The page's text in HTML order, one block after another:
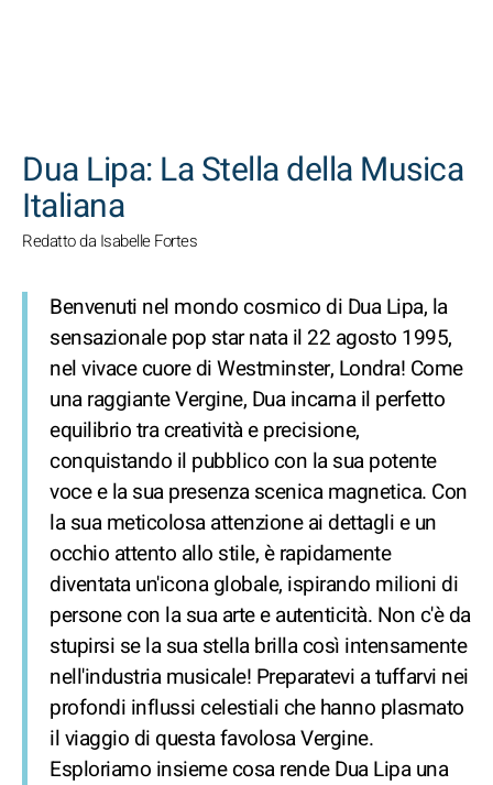
Dua Lipa: La Stella della Musica
Italiana
Redatto da Isabelle Fortes
Benvenuti nel mondo cosmico di Dua Lipa, la
sensazionale pop star nata il 22 agosto 1995,
nel vivace cuore di Westminster, Londra! Come
una raggiante Vergine, Dua incarna il perfetto
equilibrio tra creatività e precisione,
conquistando il pubblico con la sua potente
voce e la sua presenza scenica magnetica. Con
la sua meticolosa attenzione ai dettagli e un
occhio attento allo stile, è rapidamente
diventata un'icona globale, ispirando milioni di
persone con la sua arte e autenticità. Non c'è da
stupirsi se la sua stella brilla così intensamente
nell'industria musicale! Preparatevi a tuffarvi nei
profondi influssi celestiali che hanno plasmato
il viaggio di questa favolosa Vergine.
Esploriamo insieme cosa rende Dua Lipa una